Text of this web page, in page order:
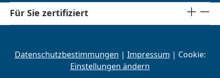
Für Sie zertifiziert
Datenschutzbestimmungen | Impressum | Cookie:
Einstellungen ändern